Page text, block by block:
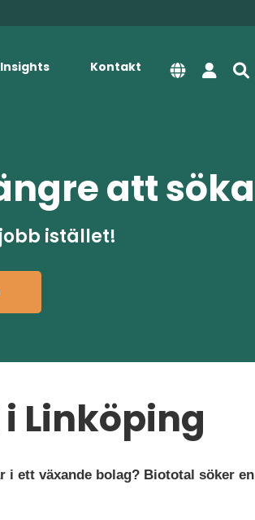
Insights Kontakt
att söka
istället!
Linköping
ett växande bolag? Biototal söker